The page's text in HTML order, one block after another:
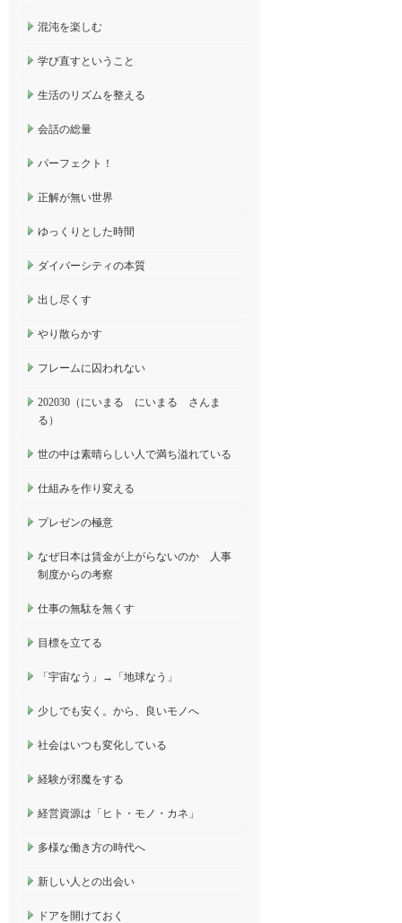
混沌を楽しむ
学び直すということ
生活のリズムを整える
会話の総量
パーフェクト！
正解が無い世界
ゆっくりとした時間
ダイバーシティの本質
出し尽くす
やり散らかす
フレームに囚われない
202030（にいまる にいまる さんま
る）
世の中は素晴らしい人で満ち溢れている
仕組みを作り変える
プレゼンの極意
なぜ日本は賃金が上がらないのか 人事
制度からの考察
仕事の無駄を無くす
目標を立てる
「宇宙なう」→「地球なう」
少しでも安く。から、良いモノへ
社会はいつも変化している
経験が邪魔をする
経営資源は「ヒト・モノ・カネ」
多様な働き方の時代へ
新しい人との出会い
ドアを開けておく